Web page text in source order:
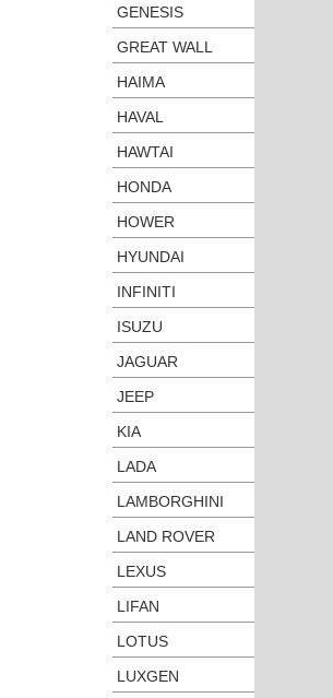
GENESIS
GREAT WALL
HAIMA
HAVAL
HAWTAI
HONDA
HOWER
HYUNDAI
INFINITI
ISUZU
JAGUAR
JEEP
KIA
LADA
LAMBORGHINI
LAND ROVER
LEXUS
LIFAN
LOTUS
LUXGEN